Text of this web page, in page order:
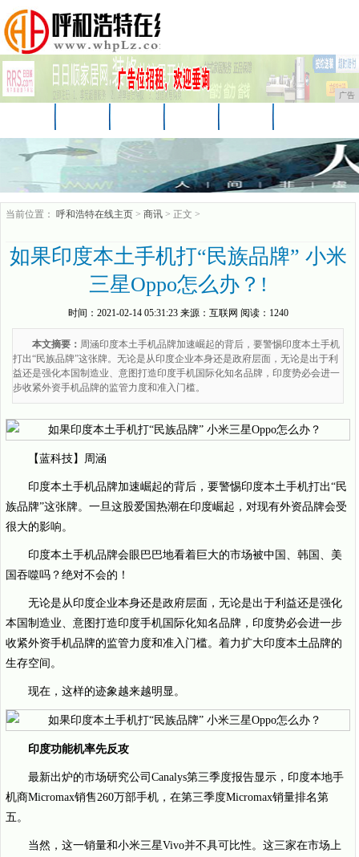
广告
游戏 美食
当前位置： 呼和浩特在线主页 > 商讯 > 正文 >
如果印度本土手机打“民族品牌” 小米
三星Oppo怎么办？!
时间： 2021-02-14 05:31:23来源： 互联网 阅读：1240
本文摘要： 周涵印度本土手机品牌加速崛起的背后，要警惕印度本土手机
打出“民族品牌”这张牌。无论是从印度企业本身还是政府层面，无论是出于利
益还是强化本国制造业、意图打造印度手机国际化知名品牌，印度势必会进一
步收紧外资手机品牌的监管力度和准入门槛。
【蓝科技】周涵
印度本土手机品牌加速崛起的背后，要警惕印度本土手机打出“民
族品牌”这张牌。一旦这股爱国热潮在印度崛起，对现有外资品牌会受
很大的影响。
印度本土手机品牌会眼巴巴地看着巨大的市场被中国、韩国、美
国吞噬吗？绝对不会的！
无论是从印度企业本身还是政府层面，无论是出于利益还是强化
本国制造业、意图打造印度手机国际化知名品牌，印度势必会进一步
收紧外资手机品牌的监管力度和准入门槛。着力扩大印度本土品牌的
生存空间。
现在，这样的迹象越来越明显。
印度功能机率先反攻
最新出炉的市场研究公司Canalys第三季度报告显示，印度本地手
机商Micromax销售260万部手机，在第三季度Micromax销量排名第
五。
当然，这一销量和小米三星Vivo并不具可比性。这三家在市场上